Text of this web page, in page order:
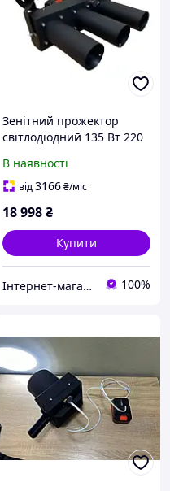
Зенітний прожектор
світлодіодний 135 Вт 220
В наявності
від3166₴/міс
18 998₴
Купити
Інтернет-магазин DVmarket 100%